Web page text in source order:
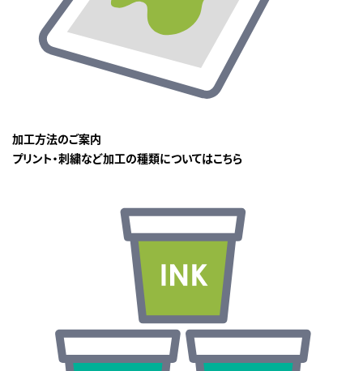
加工方法のご案内
プリント・刺繍など加工の種類についてはこちら